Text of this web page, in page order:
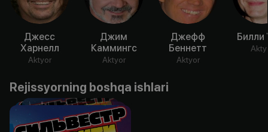
Джесс
Харнелл
Aktyor
Джим
Каммингс
Aktyor
Джефф
Беннетт
Aktyor
Билли
Rejissyorning boshqa ishlari